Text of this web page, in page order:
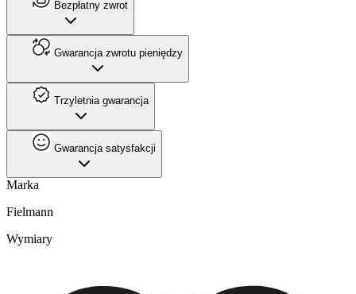
Bezpłatny zwrot
Gwarancja zwrotu pieniędzy
Trzyletnia gwarancja
Gwarancja satysfakcji
Marka
Fielmann
Wymiary